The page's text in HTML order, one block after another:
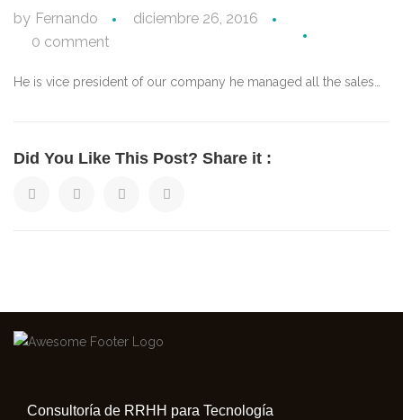
by Fernando
diciembre 26, 2016
0 comment
He is vice president of our company he managed all the sales…
Did You Like This Post? Share it :
Consultoría de RRHH para Tecnología